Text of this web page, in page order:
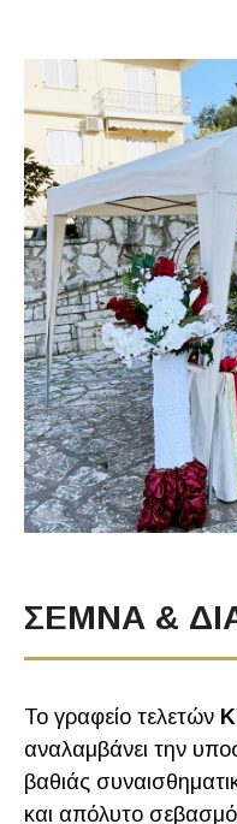
ΣΕΜΝΑ &
Το γραφείο τελετών
αναλαμβάνει την
βαθιάς
και απόλυτο